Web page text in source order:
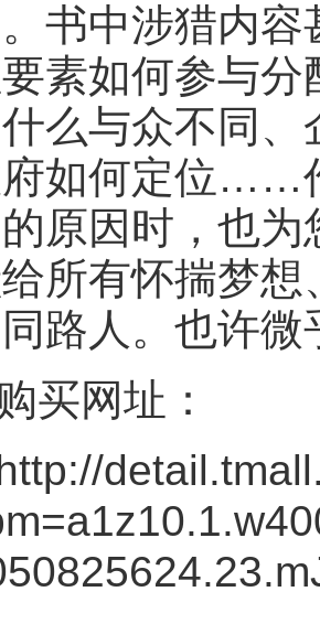
书中涉猎内
素如何参与
么与众不同
如何定位……
原因时，也
所有怀揣梦
路人。也许
买网址：